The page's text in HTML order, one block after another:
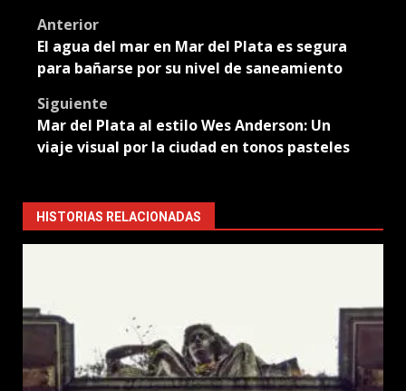
Post
navigation
Anterior
El agua del mar en Mar del Plata es segura
para bañarse por su nivel de saneamiento
Siguiente
Mar del Plata al estilo Wes Anderson: Un
viaje visual por la ciudad en tonos pasteles
HISTORIAS RELACIONADAS